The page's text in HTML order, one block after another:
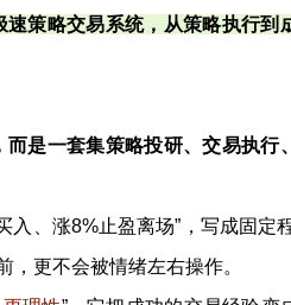
策略交易系统，从策略执行到
是一套集策略投研、交易执行
、涨8%止盈离场”，写成固定
更不会被情绪左右操作。